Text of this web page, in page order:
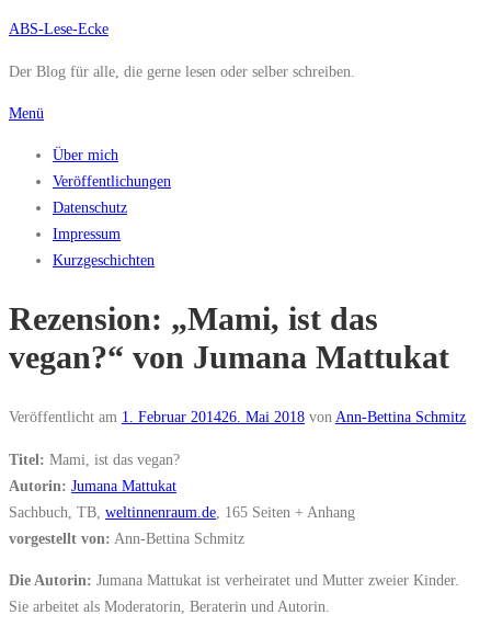
Zum
springen
ABS-Lese-Ecke
Der Blog für alle, die gerne lesen oder selber schreiben.
Menü
Über mich
Veröffentlichungen
Datenschutz
Impressum
Kurzgeschichten
Rezension: „Mami, ist das
vegan?“ von Jumana Mattukat
Veröffentlicht am 1. Februar 201426. Mai 2018 vonAnn-Bettina Schmitz
Titel: Mami, ist das vegan?
Autorin: Jumana Mattukat
Sachbuch, TB, weltinnenraum.de , 165 Seiten + Anhang
vorgestellt von: Ann-Bettina Schmitz
Die Autorin: Jumana Mattukat ist verheiratet und Mutter zweier Kinder.
Sie arbeitet als Moderatorin, Beraterin und Autorin.